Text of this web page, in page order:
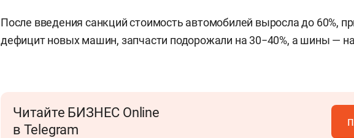
После введения санкций стоимость автомобилей выросла до 60%,
дефицит новых машин, запчасти подорожали на 30−40%, а шины —
Читайте БИЗНЕС Online
в Telegram